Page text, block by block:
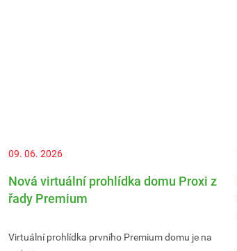
09. 06. 2026
Nová virtuální prohlídka domu Proxi z
řady Premium
Virtuální prohlídka prvního Premium domu je na